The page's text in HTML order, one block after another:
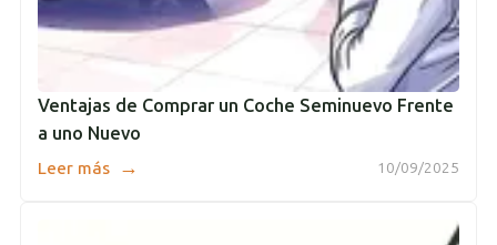
Ventajas de Comprar un Coche Seminuevo Frente
a uno Nuevo
10/09/2025
Leer más →